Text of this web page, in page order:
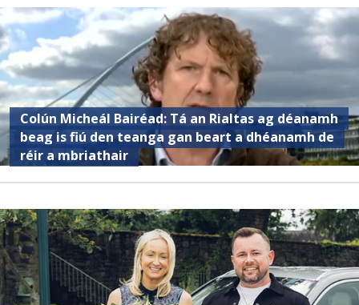
Colún Micheál Bairéad: Tá an Rialtas ag déanamh
beag is fiú den teanga gan beart a dhéanamh de
réir a mbriathair